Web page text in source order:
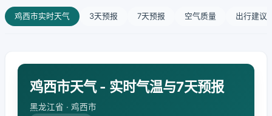
鸡西市实时天气 3天预报 7天预报 空气质量 出行建议
鸡西市天气 - 实时气温与7天预报
黑龙江省 · 鸡西市